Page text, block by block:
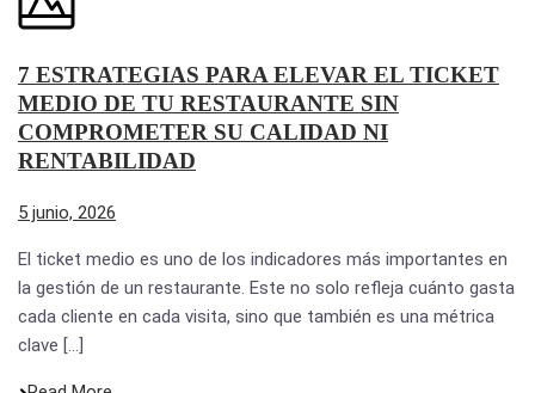
7 ESTRATEGIAS PARA ELEVAR EL TICKET
MEDIO DE TU RESTAURANTE SIN
COMPROMETER SU CALIDAD NI
RENTABILIDAD
5 junio, 2026
El ticket medio es uno de los indicadores más importantes en
la gestión de un restaurante. Este no solo refleja cuánto gasta
cada cliente en cada visita, sino que también es una métrica
clave [...]